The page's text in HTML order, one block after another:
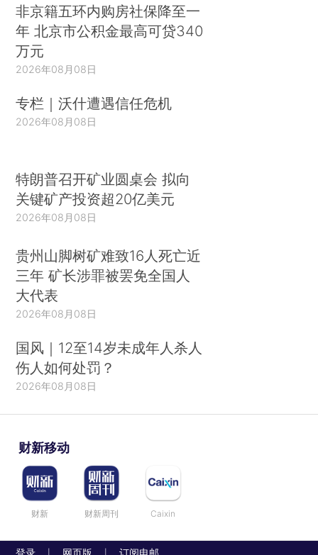
非京籍五环内购房社保降至一
年 北京市公积金最高可贷340
万元
2026年08月08日
专栏｜沃什遭遇信任危机
2026年08月08日
特朗普召开矿业圆桌会 拟向
关键矿产投资超20亿美元
2026年08月08日
贵州山脚树矿难致16人死亡近
三年 矿长涉罪被罢免全国人
大代表
2026年08月08日
国风｜12至14岁未成年人杀人
伤人如何处罚？
2026年08月08日
财新移动
财新 财新周刊 Caixin